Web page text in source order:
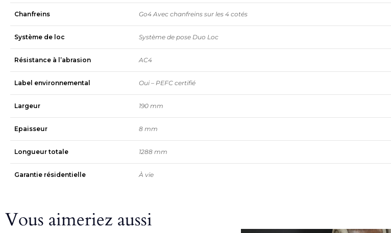
Chanfreins Go4 Avec chanfreins sur les 4 cotés
Système de loc Système de pose Duo Loc
Résistance à l’abrasion AC4
Label environnemental Oui – PEFC certifié
Largeur 190 mm
Epaisseur 8 mm
Longueur totale 1288 mm
Garantie résidentielle À vie
Vous aimeriez aussi